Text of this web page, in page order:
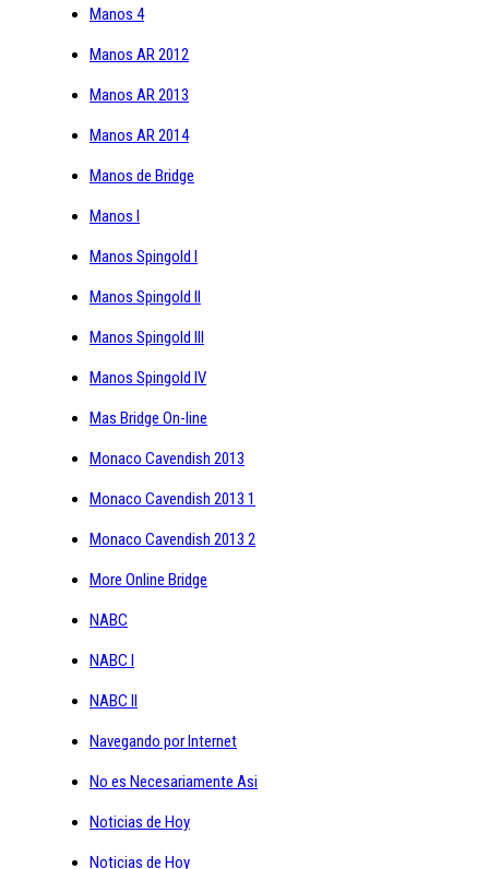
Manos 4
Manos AR 2012
Manos AR 2013
Manos AR 2014
Manos de Bridge
Manos I
Manos Spingold I
Manos Spingold II
Manos Spingold III
Manos Spingold IV
Mas Bridge On-line
Monaco Cavendish 2013
Monaco Cavendish 2013 1
Monaco Cavendish 2013 2
More Online Bridge
NABC
NABC I
NABC II
Navegando por Internet
No es Necesariamente Asi
Noticias de Hoy
Noticias de Hoy